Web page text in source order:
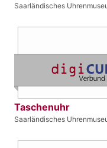
Saarländisches
Taschenuhr
Saarländisches